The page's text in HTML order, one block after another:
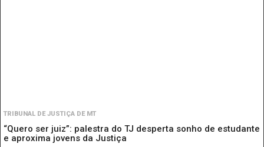
TRIBUNAL DE JUSTIÇA DE MT
“Quero ser juiz”: palestra do TJ desperta sonho de estudante
e aproxima jovens da Justiça